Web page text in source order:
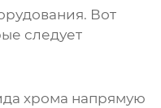
Вот
следует
хрома напрямую